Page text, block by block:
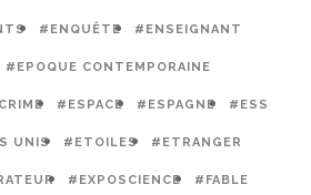
#ENQUÊTE #ENSEIGNANT
#EPOQUE CONTEMPORAINE
#ESPACE #ESPAGNE #ESS
UNIS #ETOILES #ETRANGER
#EXPOSCIENCE #FABLE